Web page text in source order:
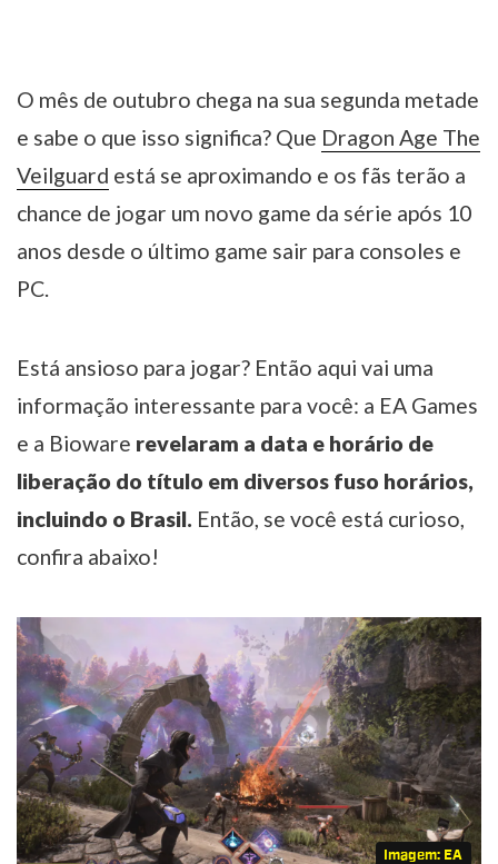
O mês de outubro chega na sua segunda metade
e sabe o que isso significa? Que Dragon Age The
Veilguard está se aproximando e os fãs terão a
chance de jogar um novo game da série após 10
anos desde o último game sair para consoles e
PC.
Está ansioso para jogar? Então aqui vai uma
informação interessante para você: a EA Games
e a Bioware revelaram a data e horário de
liberação do título em diversos fuso horários,
incluindo o Brasil. Então, se você está curioso,
confira abaixo!
Imagem: EA